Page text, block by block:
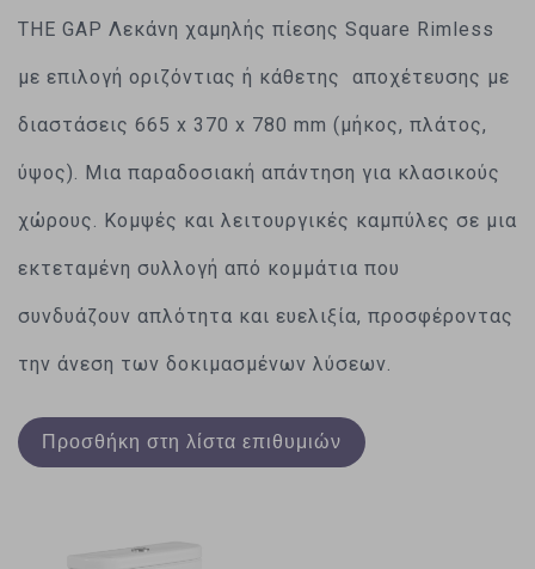
THE GAP Λεκάνη χαμηλής πίεσης Square Rimless
με επιλογή οριζόντιας ή κάθετης αποχέτευσης με
διαστάσεις 665 x 370 x 780 mm (μήκος, πλάτος,
ύψος). Μια παραδοσιακή απάντηση για κλασικούς
χώρους. Κομψές και λειτουργικές καμπύλες σε μια
εκτεταμένη συλλογή από κομμάτια που
συνδυάζουν απλότητα και ευελιξία, προσφέροντας
την άνεση των δοκιμασμένων λύσεων.
Προσθήκη στη λίστα επιθυμιών